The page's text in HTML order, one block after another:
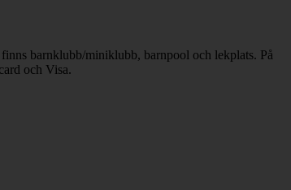
barnklubb/miniklubb, barnpool och lekplats. På
och Visa.